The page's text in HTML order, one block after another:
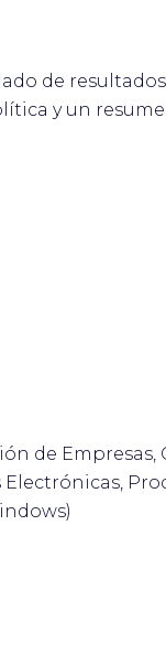
de
y un
de Empresas,